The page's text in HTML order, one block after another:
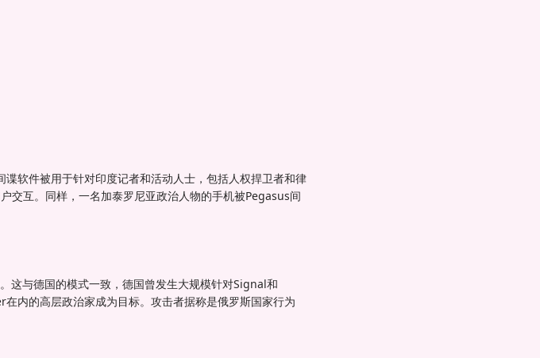
软件被用于针对印度记者和活动人士，包括人权捍卫者和律
交互。同样，一名加泰罗尼亚政治人物的手机被Pegasus间
这与德国的模式一致，德国曾发生大规模针对Signal和
内的高层政治家成为目标。攻击者据称是俄罗斯国家行为